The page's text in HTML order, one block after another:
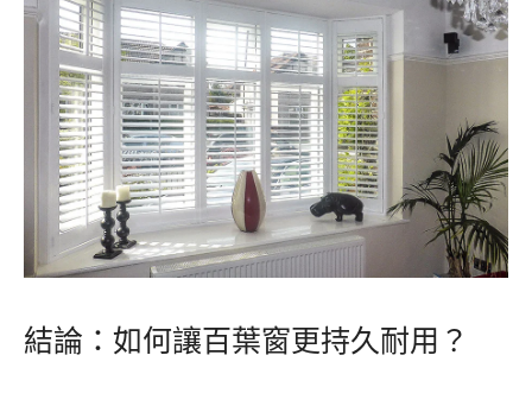
結論：如何讓百葉窗更持久耐用？